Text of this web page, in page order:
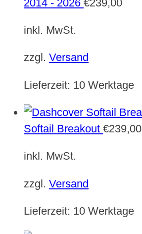
2014 - 2026 €239,00
inkl. MwSt.
zzgl. Versand
Lieferzeit: 10 Werktage
Softail Breakout €239,00
inkl. MwSt.
zzgl. Versand
Lieferzeit: 10 Werktage